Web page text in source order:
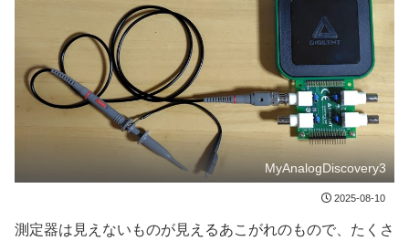
MyAnalogDiscovery3
2025-08-10
測定器は見えないものが見えるあこがれのもので、たくさ